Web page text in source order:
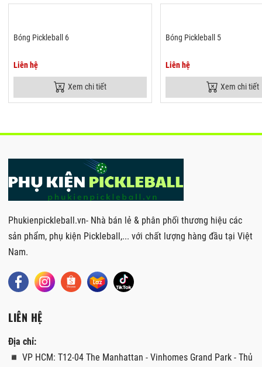
Bóng Pickleball 6
Liên hệ
Xem chi tiết
Bóng Pickleball 5
Liên hệ
Xem chi tiết
Phukienpickleball.vn- Nhà bán lẻ & phân phối thương hiệu các
sản phẩm, phụ kiện Pickleball,... với chất lượng hàng đầu tại Việt
Nam.
LIÊN HỆ
Địa chỉ:
◾ VP HCM: T12-04 The Manhattan - Vinhomes Grand Park - Thủ